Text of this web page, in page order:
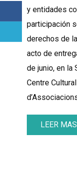
y entidades
participación
derechos de
acto de
de junio, en la
Centre
LEER MAS